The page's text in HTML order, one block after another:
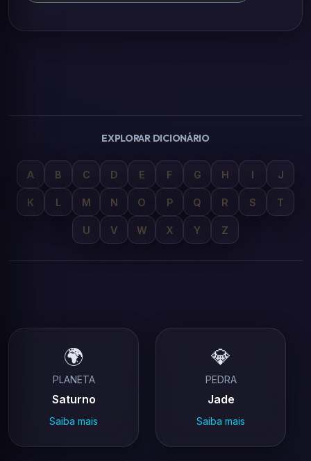
EXPLORAR DICIONÁRIO
A B C D E F G H I J
K L M N O P Q R S T
U V W X Y Z
🌍
PLANETA
Saturno
Saiba mais
💎
PEDRA
Jade
Saiba mais